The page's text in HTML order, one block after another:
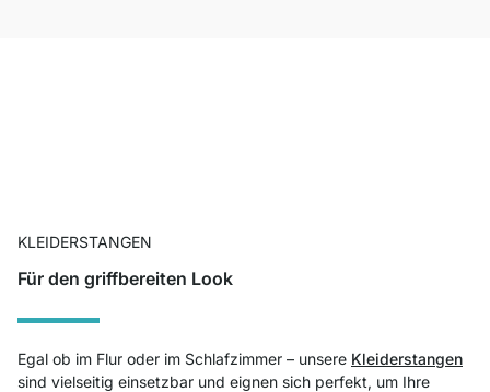
KLEIDERSTANGEN
Für den griffbereiten Look
Egal ob im Flur oder im Schlafzimmer – unsere Kleiderstangen
sind vielseitig einsetzbar und eignen sich perfekt, um Ihre